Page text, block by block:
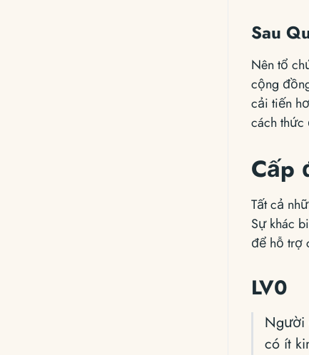
Sau
Nên tổ
cộng
cải tiến
cách
Cấp
Tất cả
Sự khác
để hỗ trợ
LV0
Người
có ít